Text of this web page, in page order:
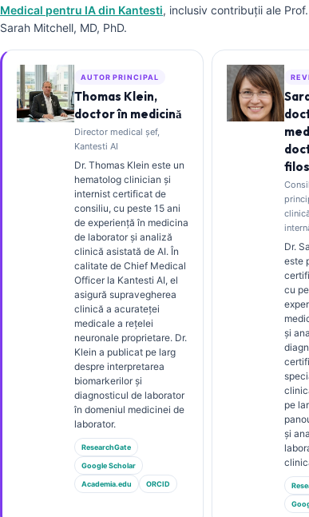
Medical pentru IA din Kantesti, inclusiv contribuții ale
Sarah Mitchell, MD, PhD.
AUTOR PRINCIPAL
Thomas Klein,
doctor în medicină
Director medical șef,
Kantesti AI
Dr. Thomas Klein este un
hematolog clinician și
internist certificat de
consiliu, cu peste 15 ani
de experiență în medicina
de laborator și analiză
clinică asistată de AI. În
calitate de Chief Medical
Officer la Kantesti AI, el
asigură supravegherea
clinică a acurateței
medicale a rețelei
neuronale proprietare. Dr.
Klein a publicat pe larg
despre interpretarea
biomarkerilor și
diagnosticul de laborator
în domeniul medicinei de
laborator.
ResearchGate
Google Scholar
Academia.edu ORCID
Dr.
este
cu
și
pe
și